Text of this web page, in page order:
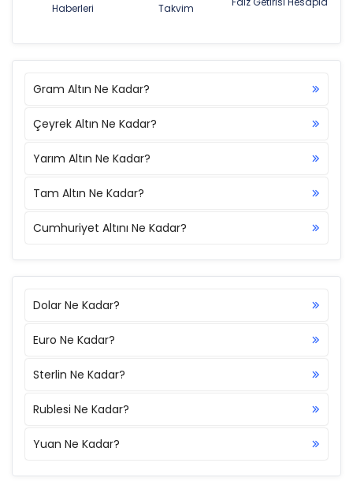
Haberleri
Takvim
Gram Altın Ne Kadar?
Çeyrek Altın Ne Kadar?
Yarım Altın Ne Kadar?
Tam Altın Ne Kadar?
Cumhuriyet Altını Ne Kadar?
Dolar Ne Kadar?
Euro Ne Kadar?
Sterlin Ne Kadar?
Rublesi Ne Kadar?
Yuan Ne Kadar?